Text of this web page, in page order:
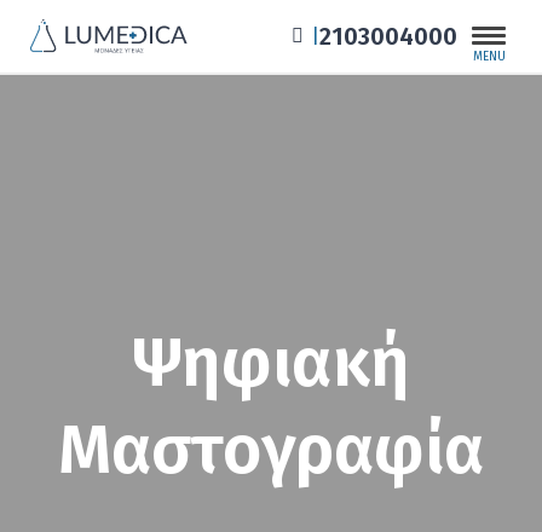
MENU
2103004000
Ψηφιακή
Μαστογραφία